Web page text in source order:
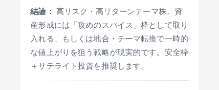
結論：
高リスク・高リターンテーマ株。資
産形成には「攻めのスパイス」枠として取り
入れる、もしくは地合・テーマ転換で一時的
な値上がりを狙う戦略が現実的です。安全枠
＋サテライト投資を推奨します。